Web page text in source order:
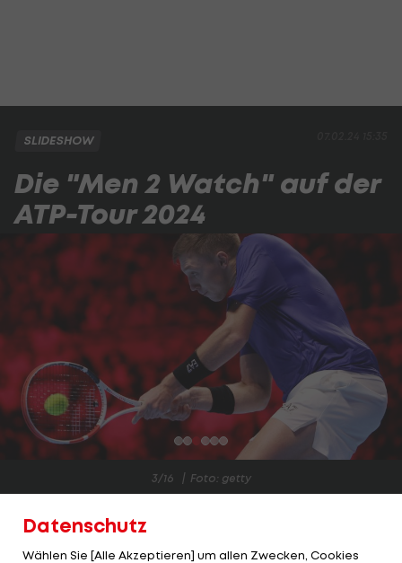
SLIDESHOW
Die "Men 2 Watch" auf der
ATP-Tour 2024
3/16 Foto: getty
Hamad Medjedovic holte sich im vergangenen
Datenschutz
Wählen Sie [Alle Akzeptieren] um allen Zwecken, Cookies